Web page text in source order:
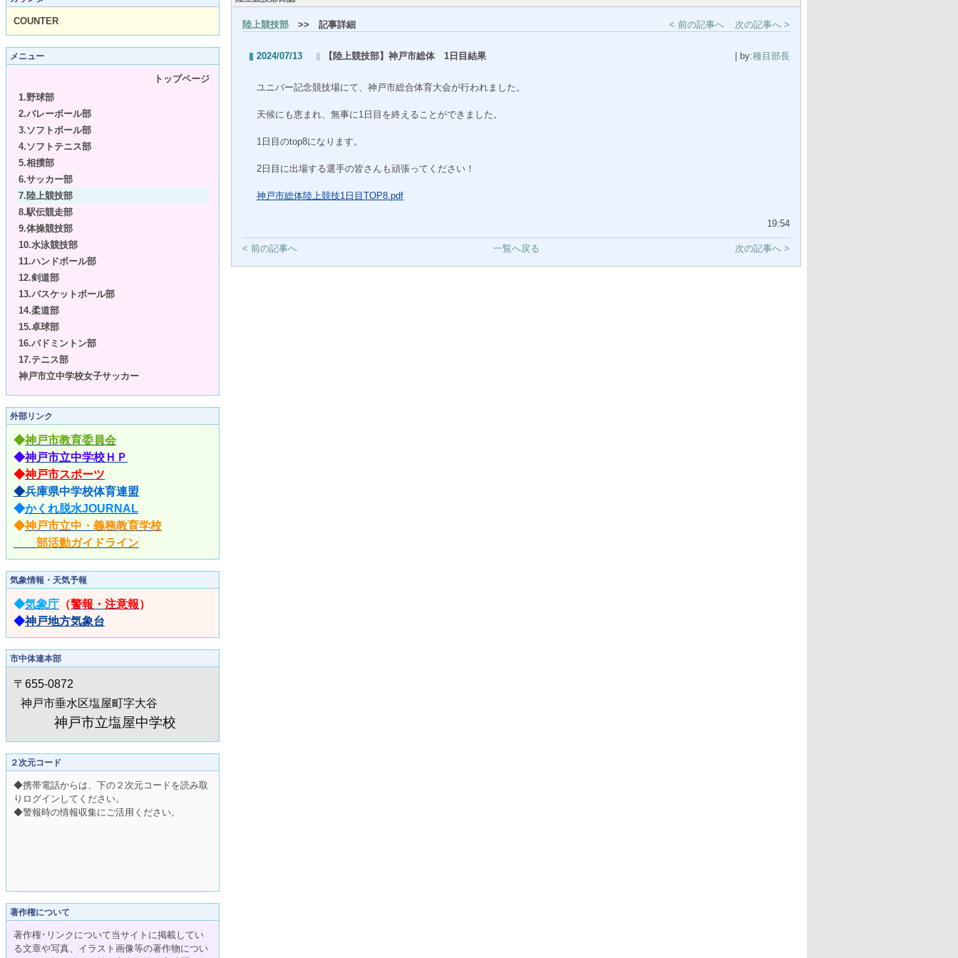
COUNTER
メニュー
トップページ
1.野球部
2.バレーボール部
3.ソフトボール部
4.ソフトテニス部
5.相撲部
6.サッカー部
7.陸上競技部
8.駅伝競走部
9.体操競技部
10.水泳競技部
11.ハンドボール部
12.剣道部
13.バスケットボール部
14.柔道部
15.卓球部
16.バドミントン部
17.テニス部
神戸市立中学校女子サッカー
外部リンク
◆神戸市教育委員会
◆神戸市立中学校ＨＰ
◆神戸市スポーツ
◆兵庫県中学校体育連盟
◆かくれ脱水JOURNAL
◆神戸市立中・義務教育学校
部活動ガイドライン
気象情報・天気予報
◆気象庁 （警報・注意報）
◆神戸地方気象台
市中体連本部
〒655-0872
神戸市垂水区塩屋町字大谷
神戸市立塩屋中学校
２次元コード
◆携帯電話からは、下の２次元コードを読み取
りログインしてください。
◆警報時の情報収集にご活用ください。
著作権について
著作権･リンクについて当サイトに掲載してい
る文章や写真、イラスト画像等の著作物につい
陸上競技部 >> 記事詳細 < 前の記事へ 次の記事へ >
2024/07/13 【陸上競技部】神戸市総体 1日目結果 | by:種目部長
ユニバー記念競技場にて、神戸市総合体育大会が行われました。
天候にも恵まれ、無事に1日目を終えることができました。
1日目のtop8になります。
2日目に出場する選手の皆さんも頑張ってください！
神戸市総体陸上競技1日目TOP8.pdf
19:54
< 前の記事へ 次の記事へ >
一覧へ戻る